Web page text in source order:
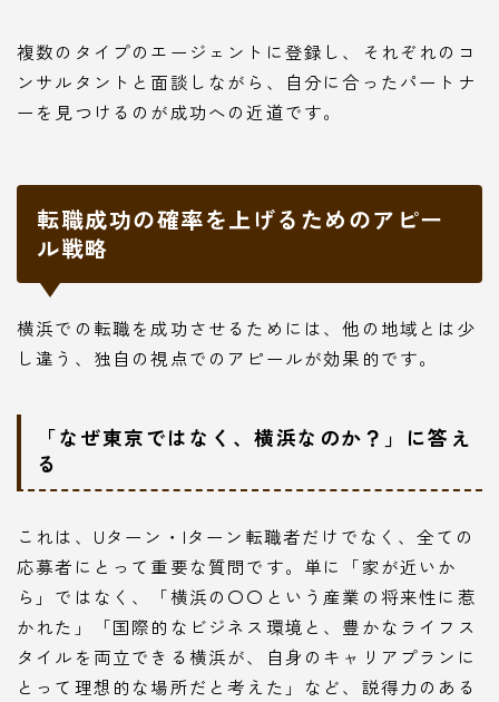
複数のタイプのエージェントに登録し、それぞれのコ
ンサルタントと面談しながら、自分に合ったパートナ
ーを見つけるのが成功への近道です。
転職成功の確率を上げるためのアピー
ル戦略
横浜での転職を成功させるためには、他の地域とは少
し違う、独自の視点でのアピールが効果的です。
「なぜ東京ではなく、横浜なのか？」に答え
る
これは、Uターン・Iターン転職者だけでなく、全ての
応募者にとって重要な質問です。単に「家が近いか
ら」ではなく、「横浜の〇〇という産業の将来性に惹
かれた」「国際的なビジネス環境と、豊かなライフス
タイルを両立できる横浜が、自身のキャリアプランに
とって理想的な場所だと考えた」など、説得力のある